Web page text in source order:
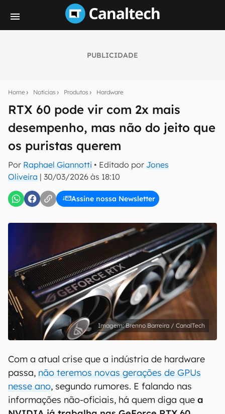
PUBLICIDADE
Home Notícias Produtos Hardware
RTX 60 pode vir com 2x mais
desempenho, mas não do jeito que
os puristas querem
Por Raphael Giannotti • Editado por Jones
Oliveira | 30/03/2026 às 18:10
Assine nossa Newsletter
notícias e reviews sobre tecnologia em primeira
mão.
E-mail
inscreva-se
Confirmo que li, aceito e concordo com os Termos de
Uso e Política de Privacidade do Canaltech.
Brenno Barreira / CanalTech
Com a atual crise que a indústria de hardware
passa, não teremos novas gerações de GPUs
nesse ano, segundo rumores. E falando nas
informações não-oficiais, há quem diga que a